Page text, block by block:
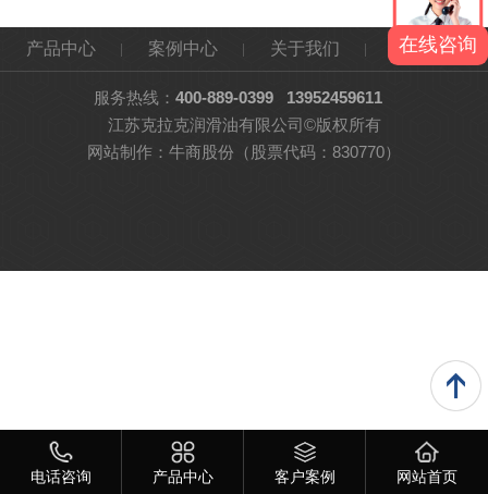
产品中心 案例中心 关于我们 网站地图
服务热线： 400-889-0399
13952459611
江苏克拉克润滑油有限公司©版权所有
网站制作： 牛商股份 （股票代码：830770）
电话咨询 产品中心 客户案例 网站首页
在线咨询